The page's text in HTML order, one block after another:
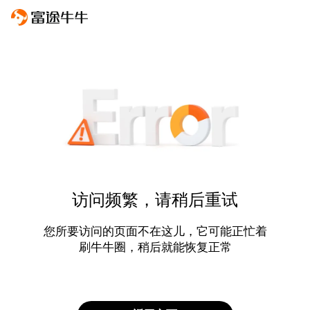
访问频繁，请稍后重试
您所要访问的页面不在这儿，它可能正忙着
刷牛牛圈，稍后就能恢复正常